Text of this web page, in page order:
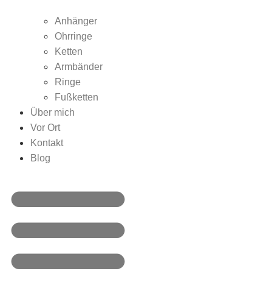
Anhänger
Ohrringe
Ketten
Armbänder
Ringe
Fußketten
Über mich
Vor Ort
Kontakt
Blog